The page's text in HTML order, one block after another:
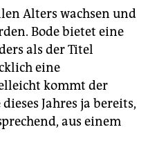
Alters wachsen und
Bode bietet eine
als der Titel
eine
kommt der
Jahres ja bereits,
aus einem